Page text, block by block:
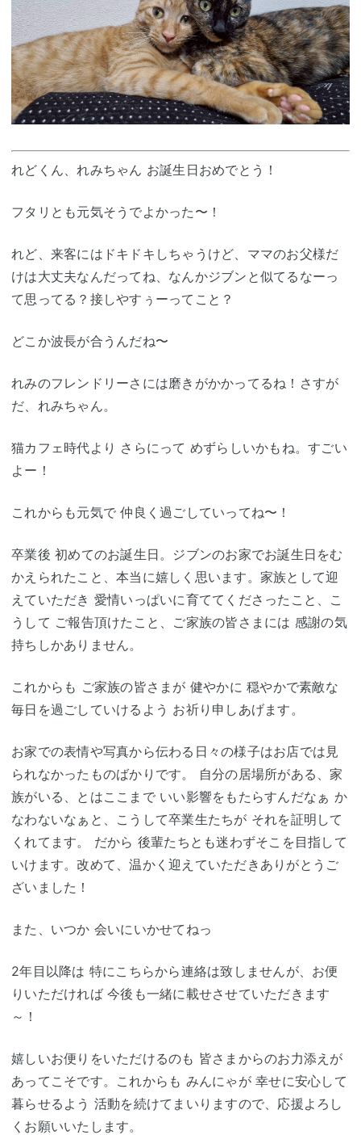
れどくん、れみちゃん お誕生日おめでとう！
フタリとも元気そうでよかった〜！
れど、来客にはドキドキしちゃうけど、ママのお父様だ
けは大丈夫なんだってね、なんかジブンと似てるなーっ
て思ってる？接しやすぅーってこと？
どこか波長が合うんだね〜
れみのフレンドリーさには磨きがかかってるね！さすが
だ、れみちゃん。
猫カフェ時代より さらにって めずらしいかもね。すごい
よー！
これからも元気で 仲良く過ごしていってね〜！
卒業後 初めてのお誕生日。ジブンのお家でお誕生日をむ
かえられたこと、本当に嬉しく思います。家族として迎
えていただき 愛情いっぱいに育ててくださったこと、こ
うして ご報告頂けたこと、ご家族の皆さまには 感謝の気
持ちしかありません。
これからも ご家族の皆さまが 健やかに 穏やかで素敵な
毎日を過ごしていけるよう お祈り申しあげます。
お家での表情や写真から伝わる日々の様子はお店では見
られなかったものばかりです。 自分の居場所がある、家
族がいる、とはここまで いい影響をもたらすんだなぁ か
なわないなぁと、こうして卒業生たちが それを証明して
くれてます。 だから 後輩たちとも迷わずそこを目指して
いけます。改めて、温かく迎えていただきありがとうご
ざいました！
また、いつか 会いにいかせてねっ
2年目以降は 特にこちらから連絡は致しませんが、お便
りいただければ 今後も一緒に載せさせていただきます
～！
嬉しいお便りをいただけるのも 皆さまからのお力添えが
あってこそです。これからも みんにゃが 幸せに安心して
暮らせるよう 活動を続けてまいりますので、応援よろし
くお願いいたします。